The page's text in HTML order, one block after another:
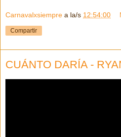
Carnavalxsiempre a la/s 12:54:00
Compartir
CUÁNTO DARÍA -